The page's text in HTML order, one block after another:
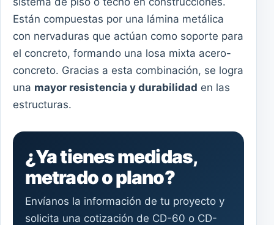
Están compuestas por una lámina metálica
con nervaduras que actúan como soporte para
el concreto, formando una losa mixta acero-
concreto. Gracias a esta combinación, se logra
una mayor resistencia y durabilidad en las
estructuras.
¿Ya tienes medidas,
metrado o plano?
Envíanos la información de tu proyecto y
solicita una cotización de CD-60 o CD-